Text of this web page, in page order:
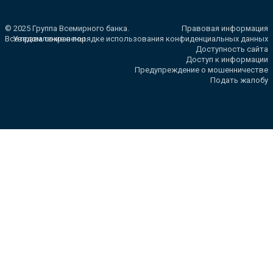
© 2025 Группа Всемирного банка.
Все права сохранены.
Правовая информация
Уведомление о порядке использования конфиденциальных данных
Доступность сайта
Доступ к информации
Предупреждение о мошенничестве
Подать жалобу